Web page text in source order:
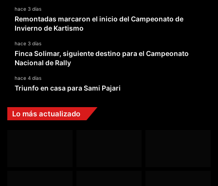
hace 3 días
Remontadas marcaron el inicio del Campeonato de
Invierno de Kartismo
hace 3 días
Finca Solimar, siguiente destino para el Campeonato
Nacional de Rally
hace 4 días
Triunfo en casa para Sami Pajari
Lo más actualizado